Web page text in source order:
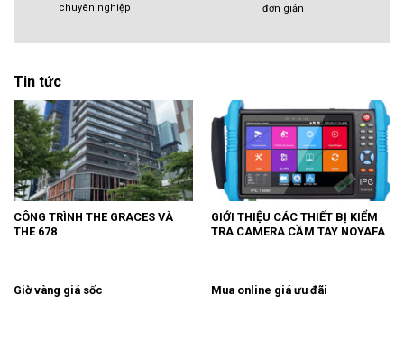
chuyên nghiệp
đơn giản
Tin tức
CÔNG TRÌNH THE GRACES VÀ
THE 678
GIỚI THIỆU CÁC THIẾT BỊ KIỂM
TRA CAMERA CẦM TAY NOYAFA
Giờ vàng giá sốc Mua online giá ưu đãi